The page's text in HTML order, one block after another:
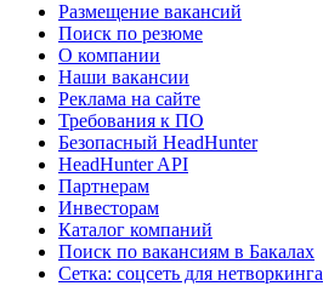
Размещение вакансий
Поиск по резюме
О компании
Наши вакансии
Реклама на сайте
Требования к ПО
Безопасный HeadHunter
HeadHunter API
Партнерам
Инвесторам
Каталог компаний
Поиск по вакансиям в Бакалах
Сетка: соцсеть для нетворкинга